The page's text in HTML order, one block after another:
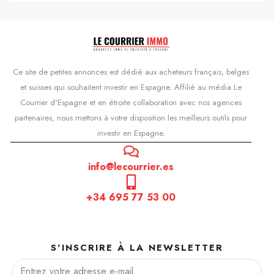
Ce site de petites annonces est dédié aux acheteurs français, belges
et suisses qui souhaitent investir en Espagne. Affilié au média Le
Courrier d'Espagne et en étroite collaboration avec nos agences
partenaires, nous mettons à votre disposition les meilleurs outils pour
investir en Espagne.
info@lecourrier.es
+34 695 77 53 00
S'INSCRIRE À LA NEWSLETTER